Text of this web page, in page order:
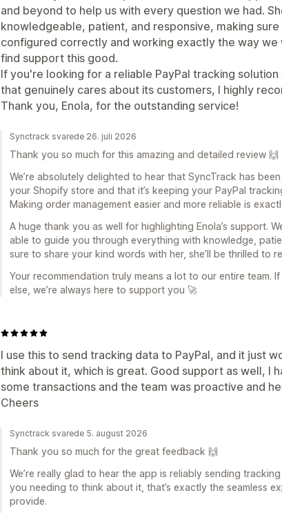
and beyond to help us with every question we had.
knowledgeable, patient, and responsive, making
configured correctly and working exactly the way we
find support this good.
If you're looking for a reliable PayPal tracking
that genuinely cares about its customers, I highly
Thank you, Enola, for the outstanding service!
Synctrack svarede 26. juli 2026
Thank you so much for this amazing and detailed review 🙌
We’re absolutely delighted to hear that SyncTrack has
your Shopify store and that it’s keeping your PayPal
Making order management easier and more reliable is
A huge thank you as well for highlighting Enola’s support.
able to guide you through everything with knowledge,
sure to share your kind words with her, she’ll be thrilled to
Your recommendation truly means a lot to our entire team.
else, we’re always here to support you 🚀
I use this to send tracking data to PayPal, and it just
think about it, which is great. Good support as well, I
some transactions and the team was proactive and
Cheers
Synctrack svarede 5. august 2026
Thank you so much for the great feedback 🙌
We’re really glad to hear the app is reliably sending
you needing to think about it, that’s exactly the seamless
provide.